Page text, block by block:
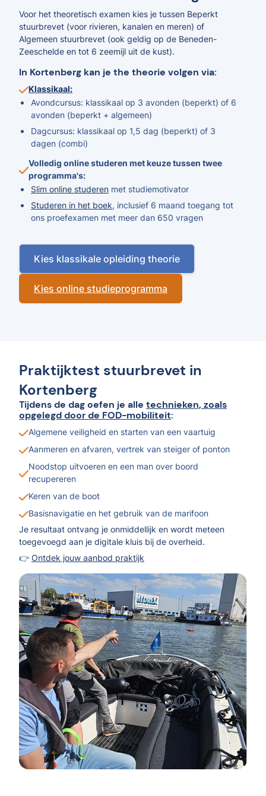
Voor het theoretisch examen kies je tussen Beperkt
stuurbrevet (voor rivieren, kanalen en meren) of
Algemeen stuurbrevet (ook geldig op de Beneden-
Zeeschelde en tot 6 zeemijl uit de kust).
In Kortenberg kan je the theorie volgen via:
Klassikaal:
Avondcursus: klassikaal op 3 avonden (beperkt) of 6
avonden (beperkt + algemeen)
Dagcursus: klassikaal op 1,5 dag (beperkt) of 3
dagen (combi)
Volledig online studeren met keuze tussen twee
programma's:
Slim online studeren met studiemotivator
Studeren in het boek, inclusief 6 maand toegang tot
ons proefexamen met meer dan 650 vragen
Kies klassikale opleiding theorie
Kies online studieprogramma
Praktijktest stuurbrevet in
Kortenberg
Tijdens de dag oefen je alle technieken, zoals
opgelegd door de FOD-mobiliteit:
Algemene veiligheid en starten van een vaartuig
Aanmeren en afvaren, vertrek van steiger of ponton
Noodstop uitvoeren en een man over boord
recupereren
Keren van de boot
Basisnavigatie en het gebruik van de marifoon
Je resultaat ontvang je onmiddellijk en wordt meteen
toegevoegd aan je digitale kluis bij de overheid.
👉 Ontdek jouw aanbod praktijk